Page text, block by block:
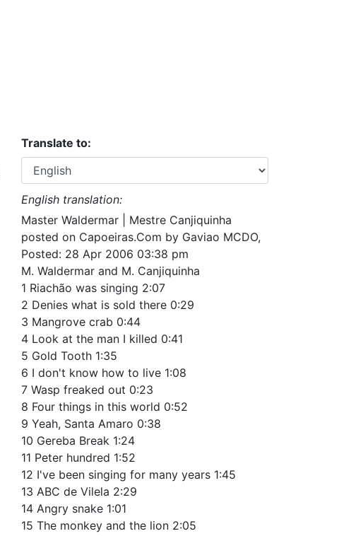
Translate to:
English translation:
Master Waldermar | Mestre Canjiquinha
posted on Capoeiras.Com by Gaviao MCDO,
Posted: 28 Apr 2006 03:38 pm
M. Waldermar and M. Canjiquinha
1 Riachão was singing 2:07
2 Denies what is sold there 0:29
3 Mangrove crab 0:44
4 Look at the man I killed 0:41
5 Gold Tooth 1:35
6 I don't know how to live 1:08
7 Wasp freaked out 0:23
8 Four things in this world 0:52
9 Yeah, Santa Amaro 0:38
10 Gereba Break 1:24
11 Peter hundred 1:52
12 I've been singing for many years 1:45
13 ABC de Vilela 2:29
14 Angry snake 1:01
15 The monkey and the lion 2:05